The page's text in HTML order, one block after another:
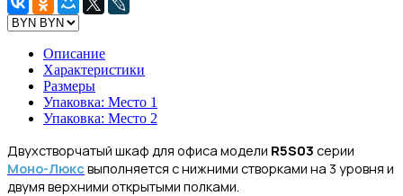
Описание
Характеристики
Размеры
Упаковка: Место 1
Упаковка: Место 2
Двухстворчатый шкаф для офиса модели R5S03 серии
Моно-Люксвыполняется с нижними створками на 3 уровня и
двумя верхними открытыми полками.